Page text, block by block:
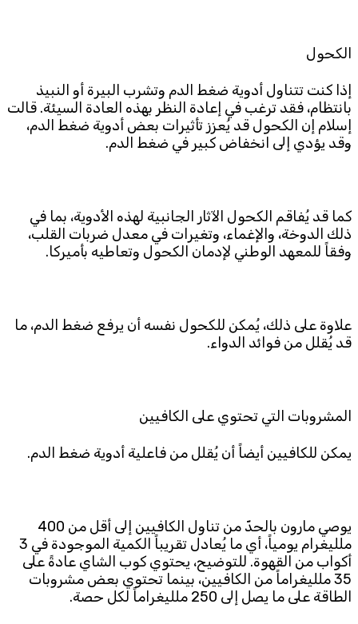
الكحول
إذا كنت تتناول أدوية ضغط الدم وتشرب البيرة أو النبيذ
بانتظام، فقد ترغب في إعادة النظر بهذه العادة السيئة. قالت
إسلام إن الكحول قد يُعزز تأثيرات بعض أدوية ضغط الدم،
وقد يؤدي إلى انخفاض كبير في ضغط الدم.
كما قد يُفاقم الكحول الآثار الجانبية لهذه الأدوية، بما في
ذلك الدوخة، والإغماء، وتغيرات في معدل ضربات القلب،
وفقاً للمعهد الوطني لإدمان الكحول وتعاطيه بأميركا.
علاوة على ذلك، يُمكن للكحول نفسه أن يرفع ضغط الدم، ما
قد يُقلل من فوائد الدواء.
المشروبات التي تحتوي على الكافيين
يمكن للكافيين أيضاً أن يُقلل من فاعلية أدوية ضغط الدم.
يوصي مارون بالحدّ من تناول الكافيين إلى أقل من 400
ملليغرام يومياً، أي ما يُعادل تقريباً الكمية الموجودة في 3
أكواب من القهوة. للتوضيح، يحتوي كوب الشاي عادةً على
35 ملليغراماً من الكافيين، بينما تحتوي بعض مشروبات
الطاقة على ما يصل إلى 250 ملليغراماً لكل حصة.